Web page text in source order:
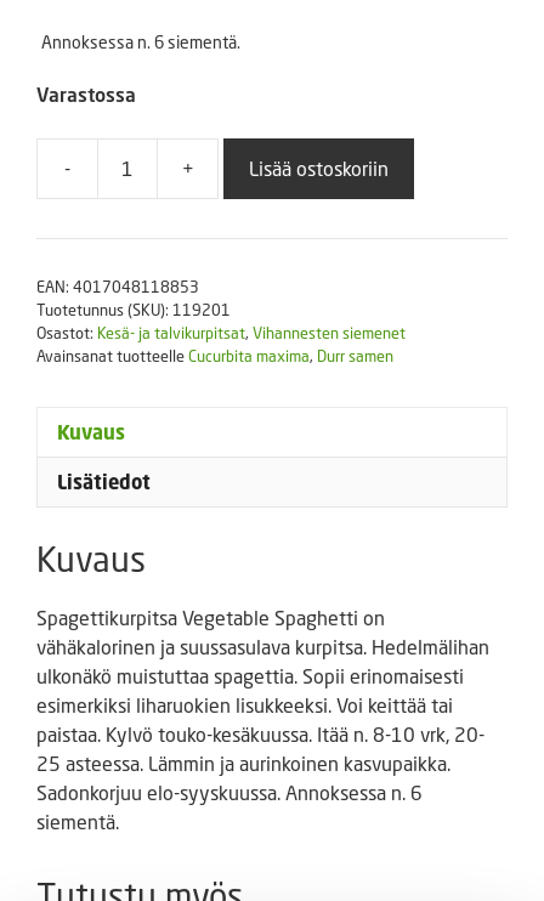
Annoksessa n. 6 siementä.
Varastossa
-
Spagettikurpitsa
Spaghetti
+ Lisää ostoskoriin
EAN: 4017048118853
Tuotetunnus (SKU): 119201
Osastot: Kesä- ja talvikurpitsat, Vihannesten siemenet
Avainsanat tuotteelleCucurbita maxima, Durr samen
Kuvaus
Lisätiedot
Kuvaus
Spagettikurpitsa Vegetable Spaghetti on
vähäkalorinen ja suussasulava kurpitsa. Hedelmälihan
ulkonäkö muistuttaa spagettia. Sopii erinomaisesti
esimerkiksi liharuokien lisukkeeksi. Voi keittää tai
paistaa. Kylvö touko-kesäkuussa. Itää n. 8-10 vrk, 20-
25 asteessa. Lämmin ja aurinkoinen kasvupaikka.
Sadonkorjuu elo-syyskuussa. Annoksessa n. 6
siementä.